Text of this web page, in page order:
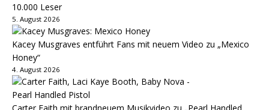
10.000 Leser
5. August 2026
Kacey Musgraves entführt Fans mit neuem Video zu „Mexico
Honey“
4. August 2026
Carter Faith mit brandneuem Musikvideo zu „Pearl Handled